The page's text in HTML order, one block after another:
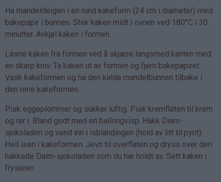
Ha mandeldeigen i en rund kakeform (24 cm i diameter) med
bakepapir i bunnen. Stek kaken midt i ovnen ved 180°C i 30
minutter. Avkjøl kaken i formen.
Løsne kaken fra formen ved å skjære langsmed kanten med
en skarp kniv. Ta kaken ut av formen og fjern bakepapiret.
Vask kakeformen og ha den kalde mandelbunnen tilbake i
den rene kakeformen.
Pisk eggeplommer og sukker luftig. Pisk kremfløten til krem
og rør i. Bland godt med en ballongvisp. Hakk Daim-
sjokoladen og vend inn i isblandingen (hold av litt til pynt).
Hell isen i kakeformen. Jevn til overflaten og dryss over den
hakkede Daim-sjokoladen som du har holdt av. Sett kaken i
fryseren.